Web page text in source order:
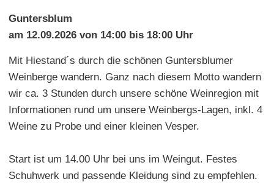
Guntersblum
am 12.09.2026 von 14:00 bis 18:00 Uhr
Mit Hiestand´s durch die schönen Guntersblumer
Weinberge wandern. Ganz nach diesem Motto wandern
wir ca. 3 Stunden durch unsere schöne Weinregion mit
Informationen rund um unsere Weinbergs-Lagen, inkl. 4
Weine zu Probe und einer kleinen Vesper.
Start ist um 14.00 Uhr bei uns im Weingut. Festes
Schuhwerk und passende Kleidung sind zu empfehlen.